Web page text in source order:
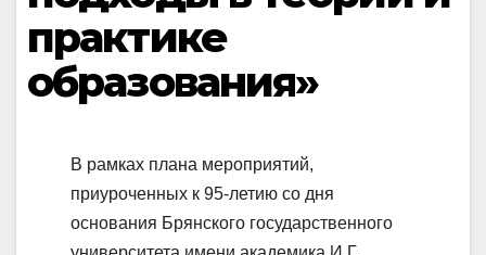
практике
образования»
В рамках плана мероприятий,
приуроченных к 95-летию со дня
основания Брянского государственного